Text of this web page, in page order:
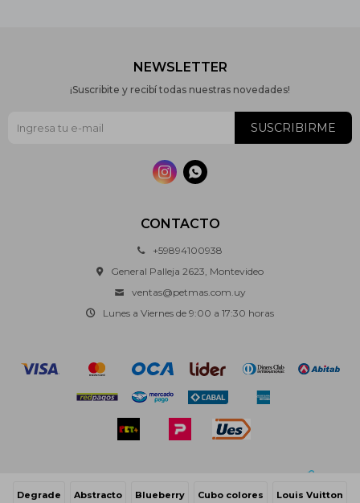
Degrade Abstracto Blueberry Cubo colores Louis Vuitton
CONTACTO
+59894100938
General Palleja 2623, Montevideo
ventas@petmas.com.uy
Lunes a Viernes de 9:00 a 17:30 horas
NEWSLETTER
¡Suscribite y recibí todas nuestras novedades!
SUSCRIBIRME
 